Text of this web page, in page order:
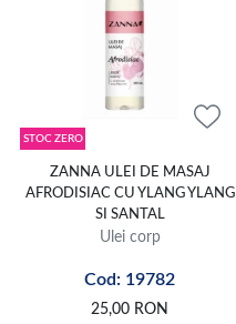
STOC ZERO
ZANNA ULEI DE MASAJ
AFRODISIAC CU YLANG YLANG
SI SANTAL
Ulei corp
Cod: 19782
25,00 RON